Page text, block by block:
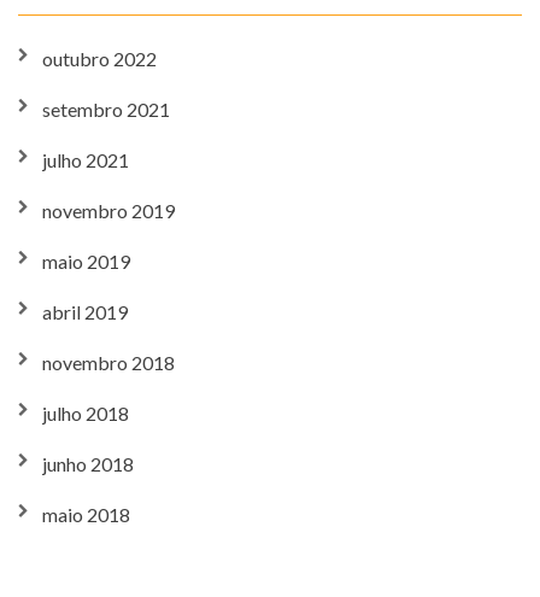
outubro 2022
setembro 2021
julho 2021
novembro 2019
maio 2019
abril 2019
novembro 2018
julho 2018
junho 2018
maio 2018